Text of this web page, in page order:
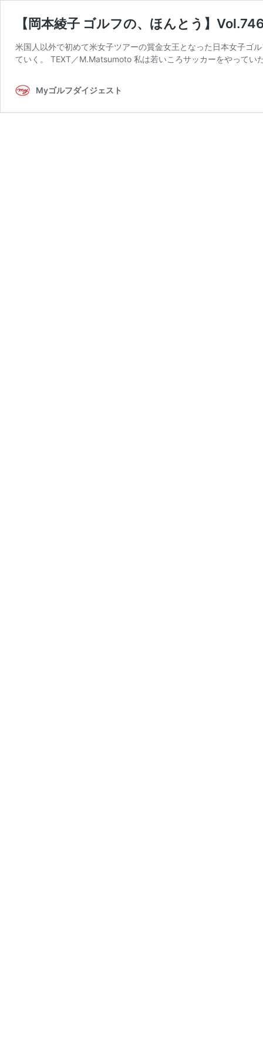
【岡本綾子 ゴルフの、ほんとう】
米国人以外で初めて米女子ツアーの賞金女王となった日本女子ゴ
ていく。 TEXT／M.Matsumoto 私は若いころサッカーをやって
Myゴルフダイジェスト